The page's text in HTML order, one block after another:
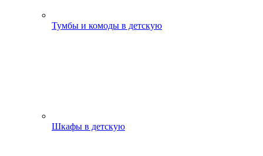
Тумбы и комоды в детскую
Шкафы в детскую